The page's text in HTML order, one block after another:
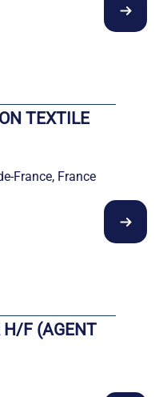
TEXTILE
France, France
H/F (AGENT